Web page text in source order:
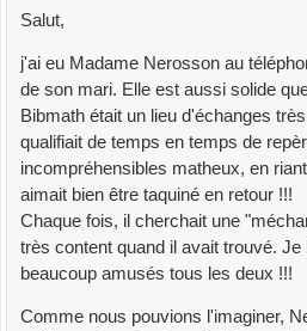
Salut,
j'ai eu Madame Nerosson au
de son mari. Elle est aussi solide
Bibmath était un lieu d'échanges
qualifiait de temps en temps de
incompréhensibles matheux, en
aimait bien être taquiné en retour !!!
Chaque fois, il cherchait une
très content quand il avait trouvé. Je
beaucoup amusés tous les deux !!!
Comme nous pouvions l'imaginer,